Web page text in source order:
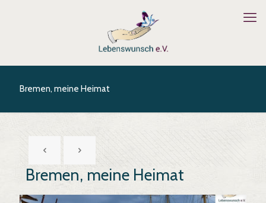
Bremen, meine Heimat
Bremen, meine Heimat